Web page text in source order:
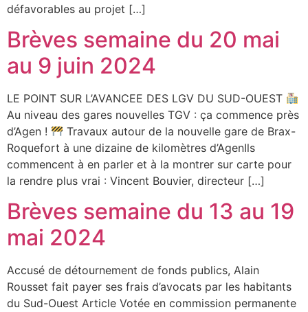
défavorables au projet […]
Brèves semaine du 20 mai
au 9 juin 2024
LE POINT SUR L’AVANCEE DES LGV DU SUD-OUEST
Au niveau des gares nouvelles TGV : ça commence près
d’Agen !
Travaux autour de la nouvelle gare de Brax-
Roquefort à une dizaine de kilomètres d’AgenIls
commencent à en parler et à la montrer sur carte pour
la rendre plus vrai : Vincent Bouvier, directeur […]
Brèves semaine du 13 au 19
mai 2024
Accusé de détournement de fonds publics, Alain
Rousset fait payer ses frais d’avocats par les habitants
du Sud-Ouest Article Votée en commission permanente